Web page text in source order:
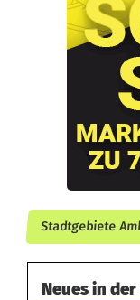
g
Stadtgebiete
Neues in